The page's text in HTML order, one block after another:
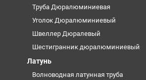
Труба Дюралюминиевая
Уголок Дюралюминиевый
Швеллер Дюралевый
Шестигранник дюралюминиевый
Латунь
Волноводная латунная труба